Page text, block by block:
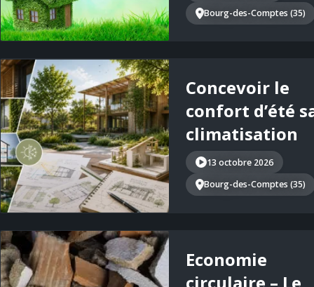
Bourg-des-Comptes (35)
Concevoir le
confort d’été
climatisation
13 octobre 2026
Bourg-des-Comptes (35)
Economie
circulaire – Le